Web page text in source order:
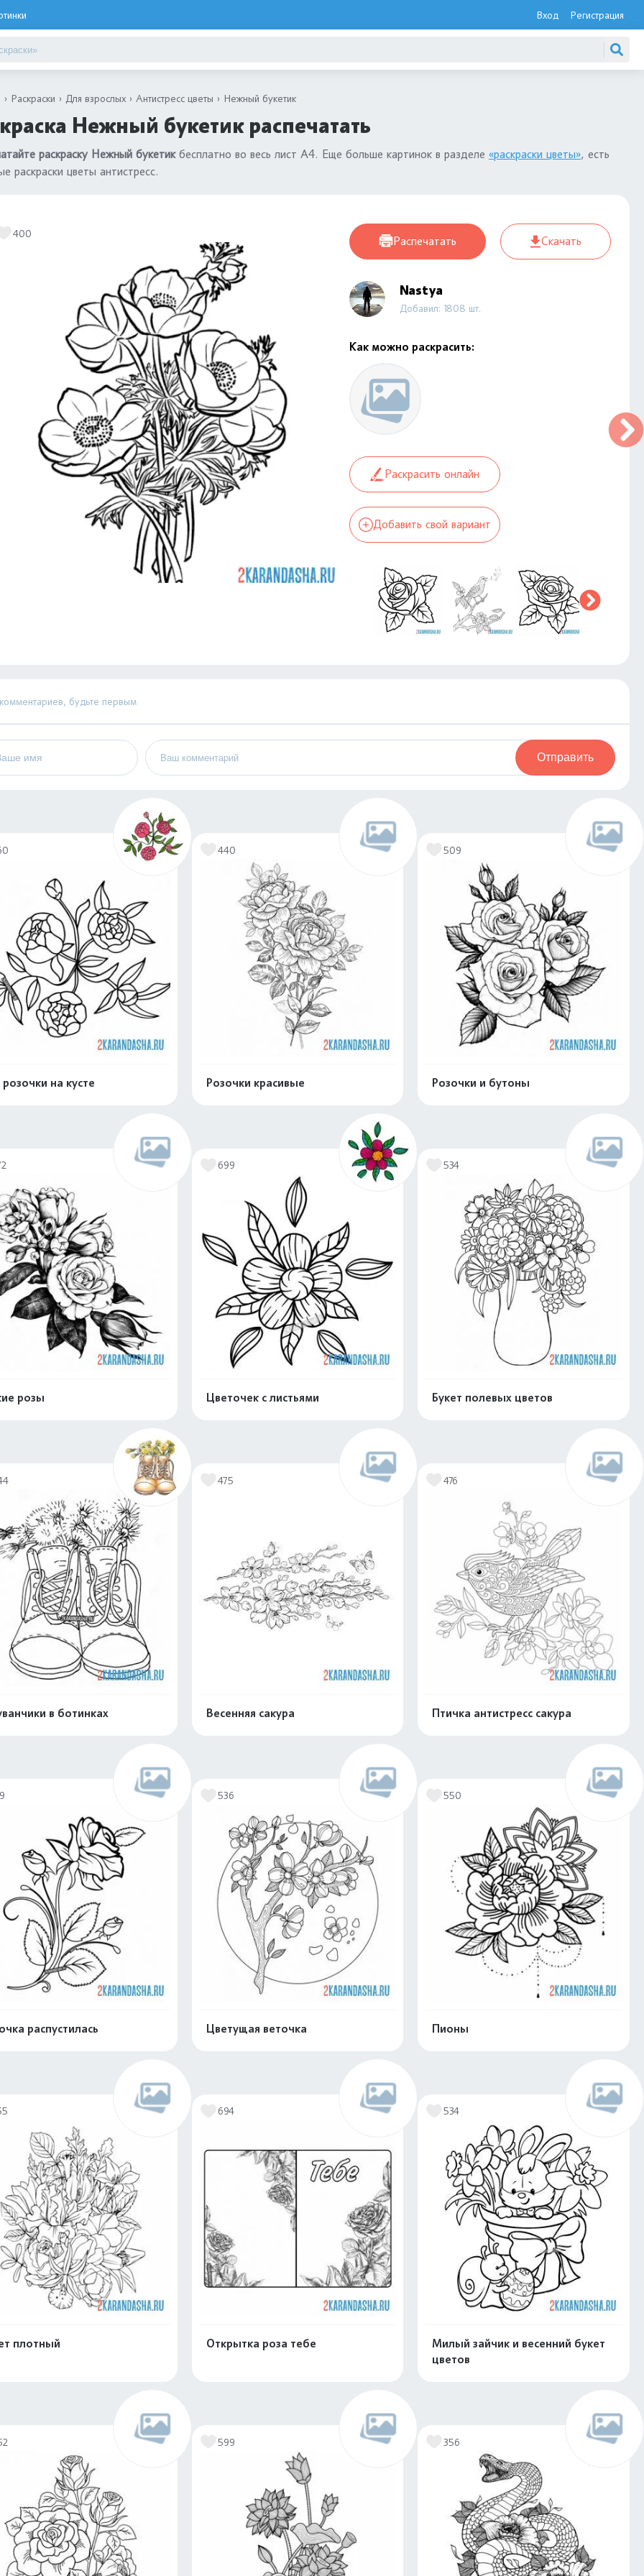
Вход Регистрация
Раскраски Для взрослых Антистресс цветы Нежный букетик
Нежный букетик распечатать
раскраску Нежный букетикбесплатно во весь лист А4. Еще больше картинок в разделе «раскраски цветы», есть
раскраски цветы антистресс.
400
Распечатать Скачать
Nastya
Добавил: 1808 шт.
Как можно раскрасить:
Раскрасить онлайн
Добавить свой вариант
будьте первым
Отправить
на кусте
440
Розочки красивые
509
Розочки и бутоны
розы
Распечатать и скачать
699
Цветочек с листьями
534
Букет полевых цветов
в ботинках
475
Весенняя сакура
476
Птичка антистресс сакура
распустилась
536
Цветущая веточка
550
Пионы
плотный
694
Открытка роза тебе
534
Милый зайчик и весенний букет
цветов
599 356